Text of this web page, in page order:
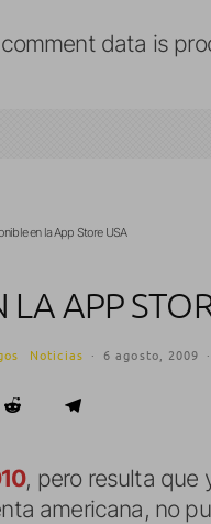
data is
en la App Store USA
APP
Noticias · 6 agosto, 2009 ·
, pero resulta que
americana, no